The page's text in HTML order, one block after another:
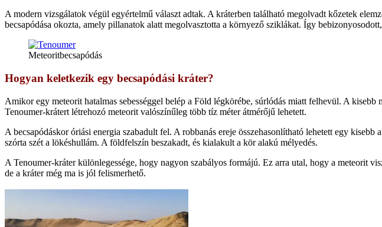
A modern vizsgálatok végül egyértelmű választ adtak. A kráterben található megolvadt kőzetek
becsapódása okozta, amely pillanatok alatt megolvasztotta a környező sziklákat. Így
Meteoritbecsapódás
Hogyan keletkezik egy becsapódási kráter?
Amikor egy meteorit hatalmas sebességgel belép a Föld légkörébe, súrlódás miatt felhevül. A
Tenoumer-krátert létrehozó meteorit valószínűleg több tíz méter átmérőjű lehetett.
A becsapódáskor óriási energia szabadult fel. A robbanás ereje összehasonlítható lehetett egy
szórta szét a lökéshullám. A földfelszín beszakadt, és kialakult a kör alakú mélyedés.
A Tenoumer-kráter különlegessége, hogy nagyon szabályos formájú. Ez arra utal, hogy a meteorit
de a kráter még ma is jól felismerhető.